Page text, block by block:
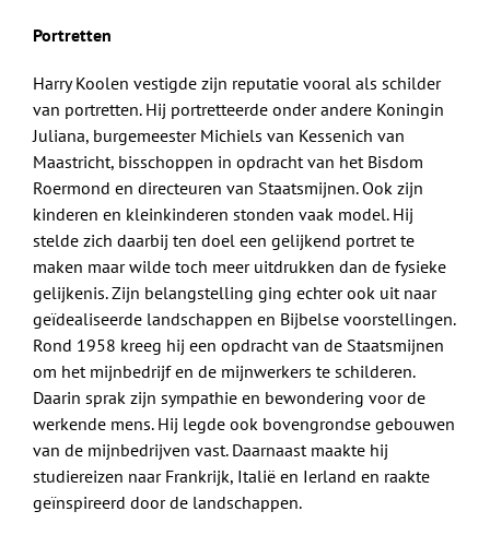
Portretten
Harry Koolen vestigde zijn reputatie vooral als schilder
van portretten. Hij portretteerde onder andere Koningin
Juliana, burgemeester Michiels van Kessenich van
Maastricht, bisschoppen in opdracht van het Bisdom
Roermond en directeuren van Staatsmijnen. Ook zijn
kinderen en kleinkinderen stonden vaak model. Hij
stelde zich daarbij ten doel een gelijkend portret te
maken maar wilde toch meer uitdrukken dan de fysieke
gelijkenis. Zijn belangstelling ging echter ook uit naar
geïdealiseerde landschappen en Bijbelse voorstellingen.
Rond 1958 kreeg hij een opdracht van de Staatsmijnen
om het mijnbedrijf en de mijnwerkers te schilderen.
Daarin sprak zijn sympathie en bewondering voor de
werkende mens. Hij legde ook bovengrondse gebouwen
van de mijnbedrijven vast. Daarnaast maakte hij
studiereizen naar Frankrijk, Italië en Ierland en raakte
geïnspireerd door de landschappen.